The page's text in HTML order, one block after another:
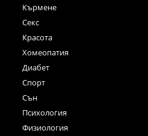
Кърмене
Секс
Красота
Хомеопатия
Диабет
Спорт
Сън
Психология
Физиология